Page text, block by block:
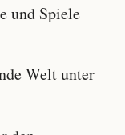
und Spiele
Welt unter